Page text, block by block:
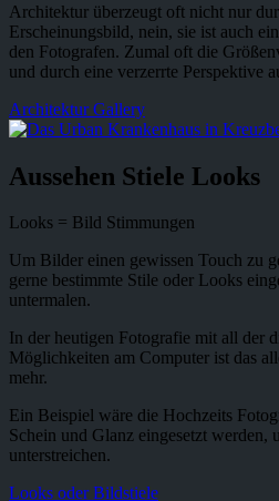
Architektur überzeugt oft nicht nur
Erscheinungsbild, nein, sie ist auch
den Fotografen. Zumal oft die
und durch eine verzerrte Perspektive
Architektur Gallery
Aussehen Stiele Looks
Looks = Bild Stimmungen
Um Bilder einen gewissen Touch zu
gerne bestimmte Stile oder Looks
untermalen.
In der heutigen Fotografie mit all der
Möglichkeiten am Computer ist das
mehr.
Ein Beispiel wäre die Hochzeits
Schein und Glanz eingesetzt werden,
unterstreichen.
Looks oder Bildstiele